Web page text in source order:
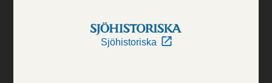
Sjöhistoriska